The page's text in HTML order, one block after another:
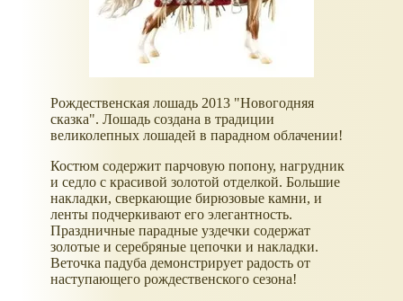
Рождественская лошадь 2013 "Новогодняя
сказка". Лошадь создана в традиции
великолепных лошадей в парадном облачении!
Костюм содержит парчовую попону, нагрудник
и седло с красивой золотой отделкой. Большие
накладки, сверкающие бирюзовые камни, и
ленты подчеркивают его элегантность.
Праздничные парадные уздечки содержат
золотые и серебряные цепочки и накладки.
Веточка падуба демонстрирует радость от
наступающего рождественского сезона!